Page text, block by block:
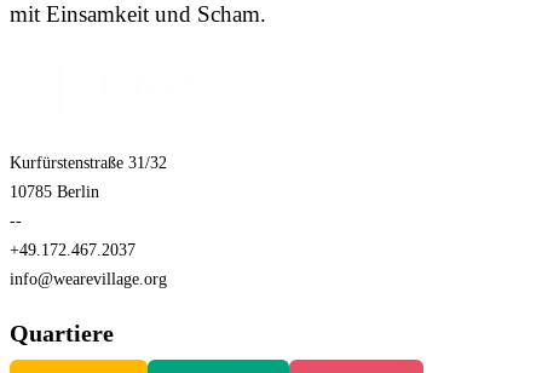
mit Einsamkeit und Scham.
Kurfürstenstraße 31/32
10785 Berlin
--
+49.172.467.2037
info@wearevillage.org
Quartiere